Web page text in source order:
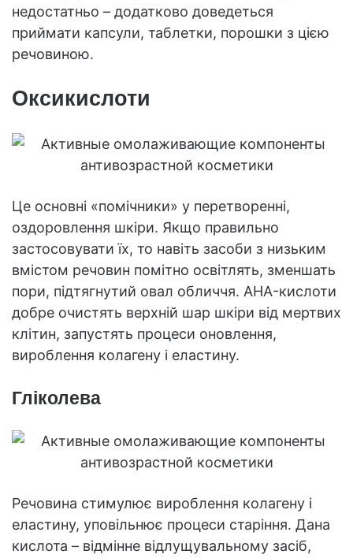
недостатньо – додатково доведеться
приймати капсули, таблетки, порошки з цією
речовиною.
Оксикислоти
Це основні «помічники» у перетворенні,
оздоровлення шкіри. Якщо правильно
застосовувати їх, то навіть засоби з низьким
вмістом речовин помітно освітлять, зменшать
пори, підтягнутий овал обличчя. AHA-кислоти
добре очистять верхній шар шкіри від мертвих
клітин, запустять процеси оновлення,
вироблення колагену і еластину.
Гліколева
Речовина стимулює вироблення колагену і
еластину, уповільнює процеси старіння. Дана
кислота – відмінне відлущувальному засіб,